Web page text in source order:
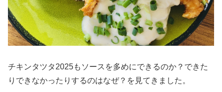
チキンタツタ2025もソースを多めにできるのか？できた
りできなかったりするのはなぜ？を見てきました。